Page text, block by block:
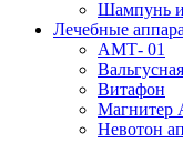
Шампунь
Лечебные
АМТ- 01
Витафон
Магнитер
Невотон